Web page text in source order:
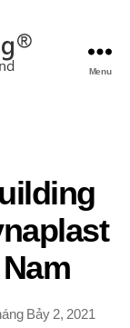
Menu
Bảy 2, 2021